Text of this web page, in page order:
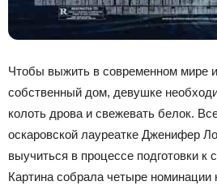
Чтобы выжить в современном мире и
собственный дом, девушке
колоть дрова и свежевать белок.
оскаровской лауреатке Дженифер
выучиться в процессе подготовки к
Картина собрала четыре